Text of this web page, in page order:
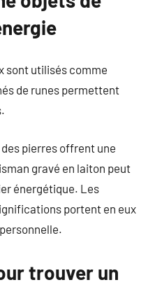
sont utilisés comme
de runes permettent
pierres offrent une
gravé en laiton peut
énergétique. Les
portent en eux
trouver un